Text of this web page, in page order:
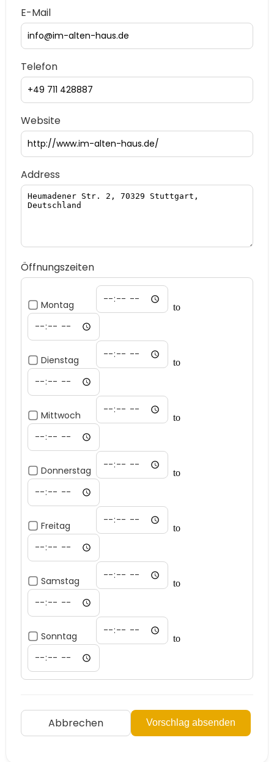
E-Mail
Telefon
Website
Address
Öffnungszeiten
Montag to
Dienstag to
Mittwoch to
Donnerstag to
Freitag to
Samstag to
Sonntag to
Abbrechen Vorschlag absenden